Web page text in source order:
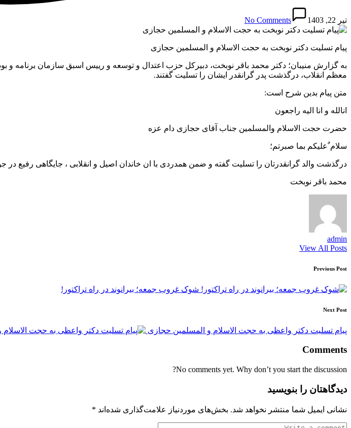
تیر 22, 1403 No Comments
پیام تسلیت دکتر نوبخت به حجت الاسلام و المسلمین حجازی
به گزارش منیبان؛ دکتر محمد باقر نوبخت، دبیرکل حزب اعتدال و توسعه و رییس اسبق سازمان برنامه
معظم انقلاب، درگذشت پدر گرانقدر ایشان را تسلیت گفتند.
متن پیام بدین شرح است:
انالله و انا الیه راجعون
حضرت حجت الاسلام والمسلمین جناب آقای حجازی دام عزه
سلام ٌعلیکم بما صبرتم؛
درگذشت والد گرانقدرتان را تسلیت گفته و ضمن همدردی با ان خاندان اصیل و انقلابی ، جایگاهی رفیع
محمد باقر نوبخت
admin
View All Posts
Post
navigation
Previous Post
شوک غروب جمعه؛ بیرانوند در راه تراکتور!
Next Post
پیام تسلیت دکتر واعظی به حجت الاسلام و المسلمین حجازی
Comments
No comments yet. Why don’t you start the discussion?
دیدگاهتان را بنویسید
نشانی ایمیل شما منتشر نخواهد شد. بخش‌های موردنیاز علامت‌گذاری شده‌اند *